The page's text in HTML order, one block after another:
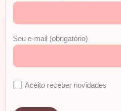
Seu e-mail (obrigatório)
Aceito receber novidades